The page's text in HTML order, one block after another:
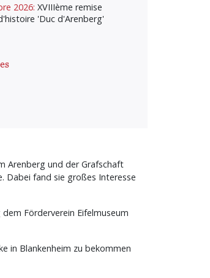
2026: XVIIIème remise
'Duc d'Arenberg'
Arenberg und der Grafschaft
Dabei fand sie großes Interesse
Förderverein Eifelmuseum
in Blankenheim zu bekommen